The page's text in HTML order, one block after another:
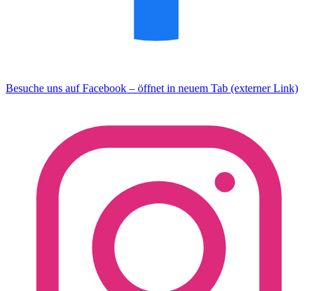
Besuche uns auf Facebook – öffnet in neuem Tab (externer Link)